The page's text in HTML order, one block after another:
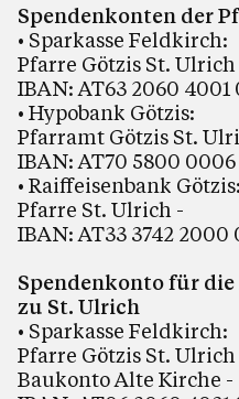
Spendenkonten der
• Sparkasse Feldkirch:
Pfarre Götzis St. Ulrich
IBAN: AT63 2060 4001
• Hypobank Götzis:
Pfarramt Götzis St.
IBAN: AT70 5800 0006
• Raiffeisenbank Götzis:
Pfarre St. Ulrich -
IBAN: AT33 3742 2000
Spendenkonto für
zu St. Ulrich
• Sparkasse Feldkirch:
Pfarre Götzis St. Ulrich
Baukonto Alte Kirche -